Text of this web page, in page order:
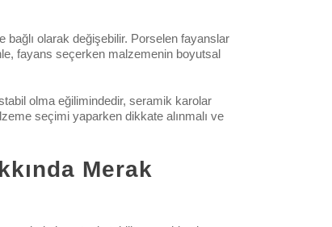
bağlı olarak değişebilir. Porselen fayanslar
fayans seçerken malzemenin boyutsal
olma eğilimindedir, seramik karolar
seçimi yaparken dikkate alınmalı ve
Merak